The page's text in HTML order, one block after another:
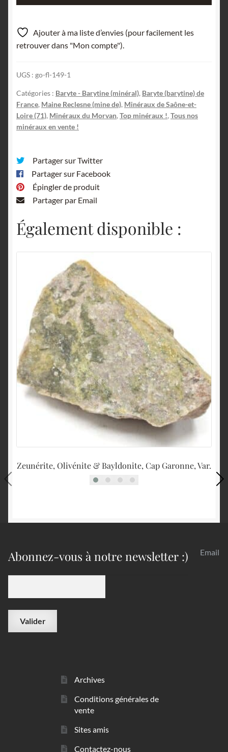
(Barytine),
Mine
de
(Reclesne),
Saône-
et-
Loire,
Morvan.
Ajouter à ma liste d’envies (pour facilement les
retrouver dans "Mon compte").
UGS : go-fl-149-1
Catégories : Baryte - Barytine (minéral), Baryte (barytine) de
France, Maine Reclesne (mine de), Minéraux de Saône-et-
Loire (71), Minéraux du Morvan,Top minéraux !,Tous nos
minéraux en vente !
Partager sur Twitter
Partager sur Facebook
Épingler de produit
Partager par Email
Également disponible :
Zeunérite, Olivénite & Bayldonite, Cap Garonne, Var.
Abonnez-vous à notre newsletter :) Email
Archives
Conditions générales de
vente
Sites amis
Contactez-nous